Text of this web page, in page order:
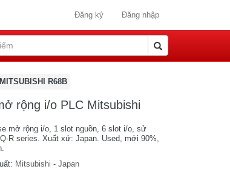
Đăng ký Đăng nhập
R68B
rộng i/o PLC Mitsubishi
mở rộng i/o, 1 slot nguồn, 6 slot i/o, sử
R series. Xuất xứ: Japan. Used, mới 90%,
Mitsubishi - Japan